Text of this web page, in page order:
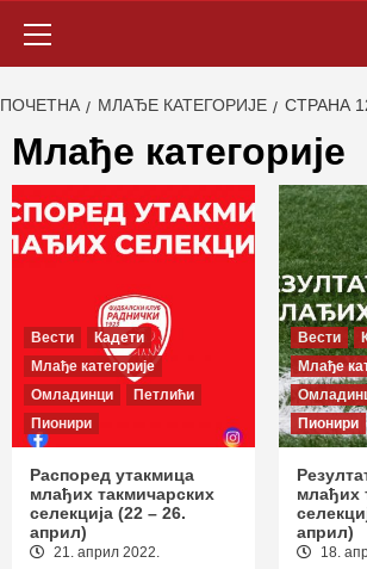
ПОЧЕТНА МЛАЂЕ КАТЕГОРИЈЕ СТРАНА
Млађе категорије
Вести
Кадети
Млађе категорије
Омладинци
Петлићи
Пионири
Распоред утакмица
млађих такмичарских
селекција (22 – 26.
април)
21. април 2022.
Вести
Млађе
Пионири
млађих
април)
18.